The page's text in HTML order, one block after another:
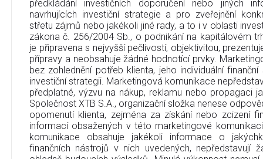
předkládání investičních doporučení nebo jiných
navrhujících investiční strategie a pro zveřejnění
střetu zájmů nebo jakékoli jiné rady, a to i v oblasti
zákona č. 256/2004 Sb., o podnikání na kapitálovém
je připravena s nejvyšší pečlivostí, objektivitou,
přípravy a neobsahuje žádné hodnotící prvky.
bez zohlednění potřeb klienta, jeho individuální
investiční strategii. Marketingová komunikace
předplatné, výzvu na nákup, reklamu nebo propagaci
Společnost XTB S.A., organizační složka nenese
opomenutí klienta, zejména za získání nebo zcizení
informací obsažených v této marketingové
komunikace obsahuje jakékoli informace o
finančních nástrojů v nich uvedených, nepředstavují